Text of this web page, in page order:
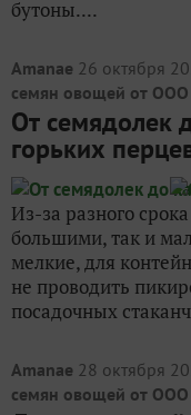
бутоны....
Amanae 26 октября
семян овощей от
От семядолек
горьких
Из-за разного
большими, так и
мелкие, для
не проводить
посадочных
Amanae 28 октября
семян овощей от